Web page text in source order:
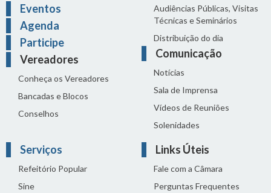
Eventos
Agenda
Participe
Vereadores
Conheça os Vereadores
Bancadas e Blocos
Conselhos
Audiências Públicas, Visitas
Técnicas e Seminários
Distribuição do dia
Comunicação
Notícias
Sala de Imprensa
Vídeos de Reuniões
Solenidades
Serviços
Refeitório Popular
Sine
Links Úteis
Fale com a Câmara
Perguntas Frequentes